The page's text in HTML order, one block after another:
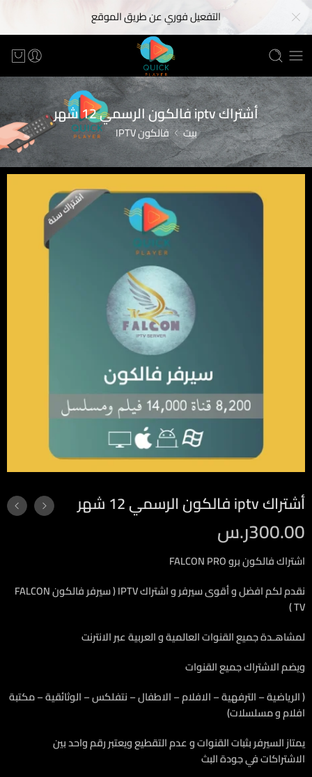
التفعيل فوري عن طريق الموقع
أشتراك iptv فالكون الرسمي 12 شهر
بيت فالكون IPTV
أشتراك iptv فالكون الرسمي 12 شهر
300.00ر.س
اشتراك فالكون برو FALCON PRO
نقدم لكم افضل و أقوى سيرفر و اشتراك IPTV
( سيرفر فالكون FALCON
TV )
لمشاهـدة جميع القنوات العالمية و العربية عبر الانترنت
ويضم الاشتراك جميع القنوات
( الرياضية – الترفهية – الافلام – الاطفال – نتفلكس – الوثائقية – مكتبة
افلام و مسلسلات)
يمتاز السيرفر بثبات القنوات و عدم التقطيع ويعتبر رقم واحد بين
الاشتراكات في جودة البث